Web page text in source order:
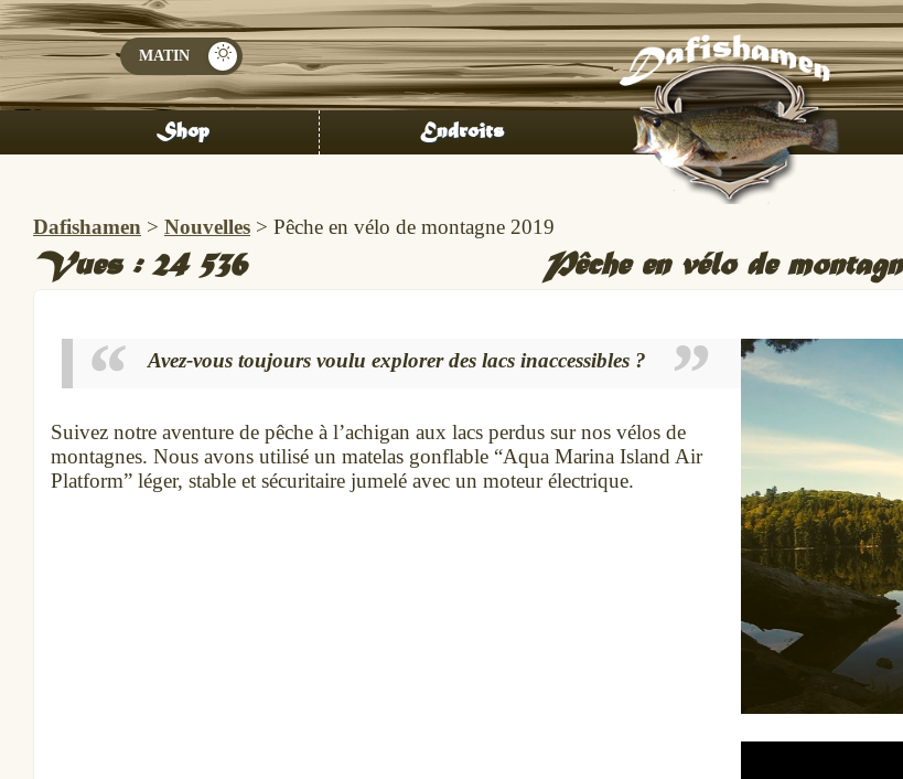
Shop Endroits
Dafishamen > Nouvelles > Pêche en vélo de montagne 2019
Vues :24 536 Pêche en vélo de
Avez-vous toujours voulu explorer des lacs inaccessibles ?
Suivez notre aventure de pêche à l’achigan aux lacs perdus sur nos vélos de
montagnes. Nous avons utilisé un matelas gonflable “Aqua Marina Island Air
Platform” léger, stable et sécuritaire jumelé avec un moteur électrique.